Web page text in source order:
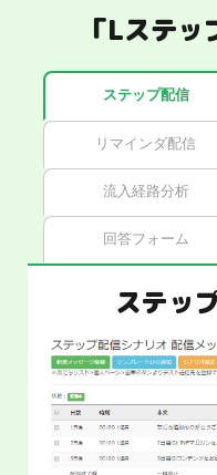
「Lステ
ステップ配信
リマインダ配信
流入経路分析
回答フォーム
ステッ